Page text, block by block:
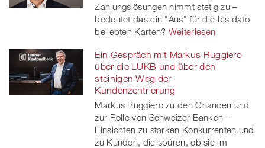
Zahlungslösungen nimmt stetig zu –
bedeutet das ein "Aus" für die bis dato
beliebten Karten? Weiterlesen
Ein Gespräch mit Markus Ruggiero
über die LUKB und über den
steinigen Weg der
Kundenzentrierung
Markus Ruggiero zu den Chancen und
zur Rolle von Schweizer Banken –
Einsichten zu starken Konkurrenten und
zu Kunden, die spüren, ob sie im